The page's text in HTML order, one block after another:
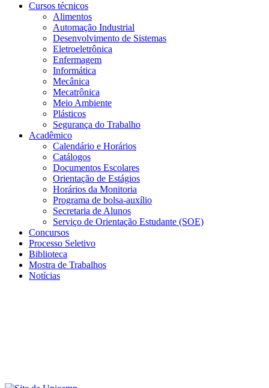
Cursos técnicos
Alimentos
Automação Industrial
Desenvolvimento de Sistemas
Eletroeletrônica
Enfermagem
Informática
Mecânica
Mecatrônica
Meio Ambiente
Plásticos
Segurança do Trabalho
Acadêmico
Calendário e Horários
Catálogos
Documentos Escolares
Orientação de Estágios
Horários da Monitoria
Programa de bolsa-auxílio
Secretaria de Alunos
Serviço de Orientação Estudante (SOE)
Concursos
Processo Seletivo
Biblioteca
Mostra de Trabalhos
Notícias